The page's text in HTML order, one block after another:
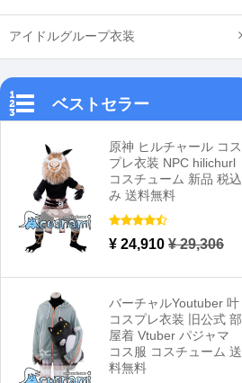
アイドルグループ衣装
ベストセラー
原神 ヒルチャール コス
プレ衣装 NPC hilichurl
コスチューム 新品 税込
み 送料無料
¥ 24,910 ¥ 29,306
バーチャルYoutuber 叶
コスプレ衣装 旧公式 部
屋着 Vtuber パジャマ
コス服 コスチューム 送
料無料